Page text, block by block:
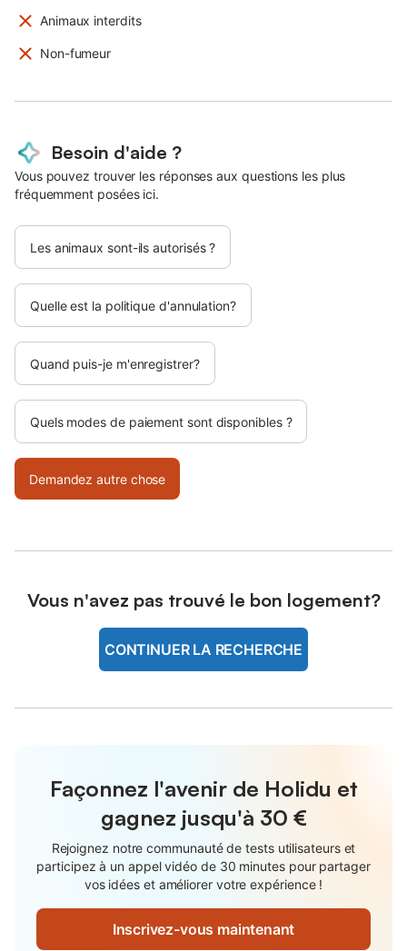
Animaux interdits
Non-fumeur
Besoin d'aide ?
Vous pouvez trouver les réponses aux questions les plus
fréquemment posées ici.
Les animaux sont-ils autorisés ?
Quelle est la politique d'annulation?
Quand puis-je m'enregistrer?
Quels modes de paiement sont disponibles ?
Demandez autre chose
Vous n'avez pas trouvé le bon logement?
CONTINUER LA RECHERCHE
Façonnez l'avenir de Holidu et
gagnez jusqu'à 30 €
Rejoignez notre communauté de tests utilisateurs et
participez à un appel vidéo de 30 minutes pour partager
vos idées et améliorer votre expérience !
Inscrivez-vous maintenant